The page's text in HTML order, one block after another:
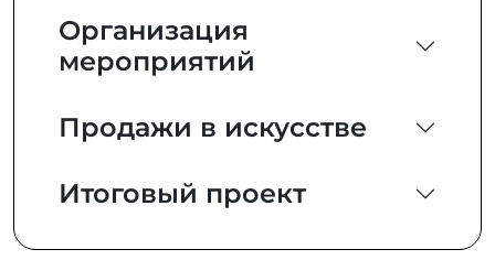
Организация
мероприятий
Продажи в искусстве
Итоговый проект